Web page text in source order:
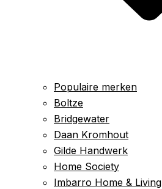
Populaire merken
Boltze
Bridgewater
Daan Kromhout
Gilde Handwerk
Home Society
Imbarro Home & Living